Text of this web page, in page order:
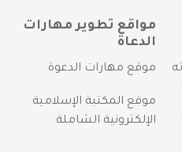
مواقع تطوير مهارات
الدعاة
موقع مهارات الدعوة
موقع المكتبة الإسلامية
الإلكترونية الشاملة